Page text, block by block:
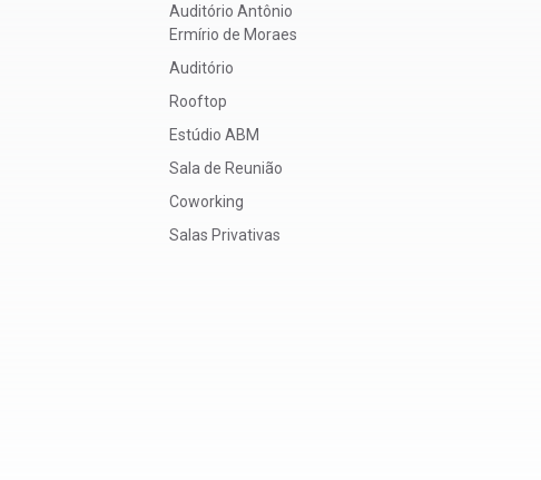
Auditório Antônio
Ermírio de Moraes
Auditório
Rooftop
Estúdio ABM
Sala de Reunião
Coworking
Salas Privativas